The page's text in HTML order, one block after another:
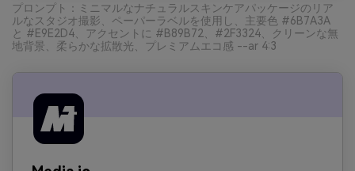
プロンプト：ミニマルなナチュラルスキンケアパッケージのリア
ルなスタジオ撮影、ペーパーラベルを使用し、主要色 #6B7A3A
と #E9E2D4、アクセントに #B89B72、#2F3324、クリーンな無
地背景、柔らかな拡散光、プレミアムエコ感 --ar 4:3